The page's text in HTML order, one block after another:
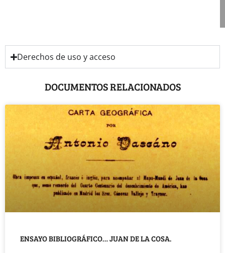
Derechos de uso y acceso
DOCUMENTOS RELACIONADOS
ENSAYO BIBLIOGRÁFICO… JUAN DE LA COSA.